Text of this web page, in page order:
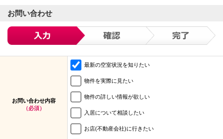
お問い合わせ
お問い合わせ内容
（必須）
最新の空室状況を知りたい
物件を実際に見たい
物件の詳しい情報が欲しい
入居について相談したい
お店(不動産会社)に行きたい